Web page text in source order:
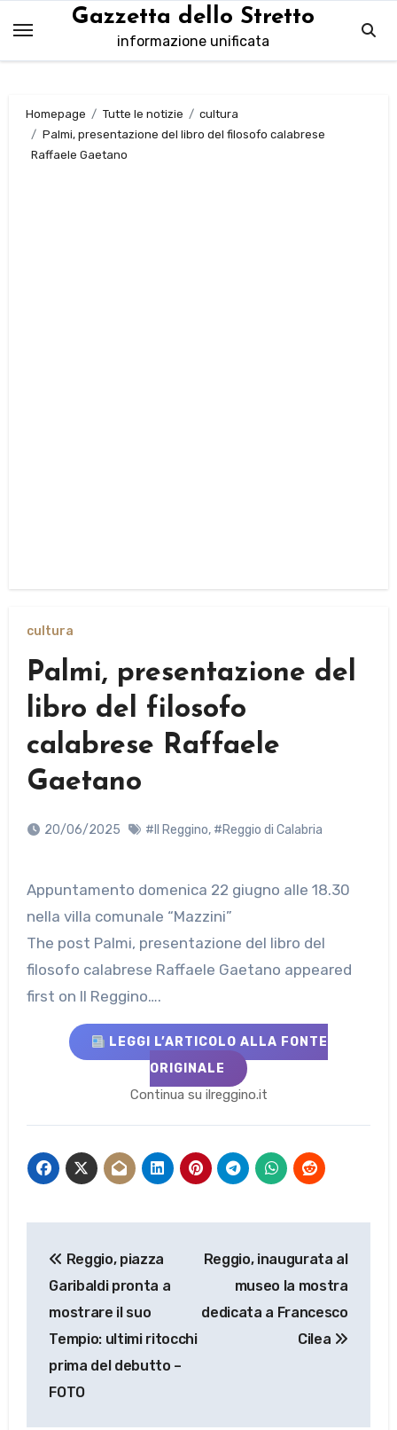
contenuto
Gazzetta dello Stretto
informazione unificata
Homepage Tutte le notizie
cultura
Palmi, presentazione del libro del filosofo calabrese
Raffaele Gaetano
cultura
Palmi, presentazione del
libro del filosofo
calabrese Raffaele
Gaetano
20/06/2025 #Il Reggino, #Reggio di Calabria
Appuntamento domenica 22 giugno alle 18.30
nella villa comunale “Mazzini”
The post Palmi, presentazione del libro del
filosofo calabrese Raffaele Gaetano appeared
first on Il Reggino….
LEGGI L’ARTICOLO ALLA FONTE
ORIGINALE
Continua su ilreggino.it
articoli
Reggio, piazza
Garibaldi pronta a
mostrare il suo
Tempio: ultimi ritocchi
prima del debutto –
FOTO
Reggio, inaugurata al
museo la mostra
dedicata a Francesco
Cilea